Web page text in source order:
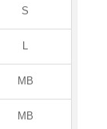
S
L
MB
MB